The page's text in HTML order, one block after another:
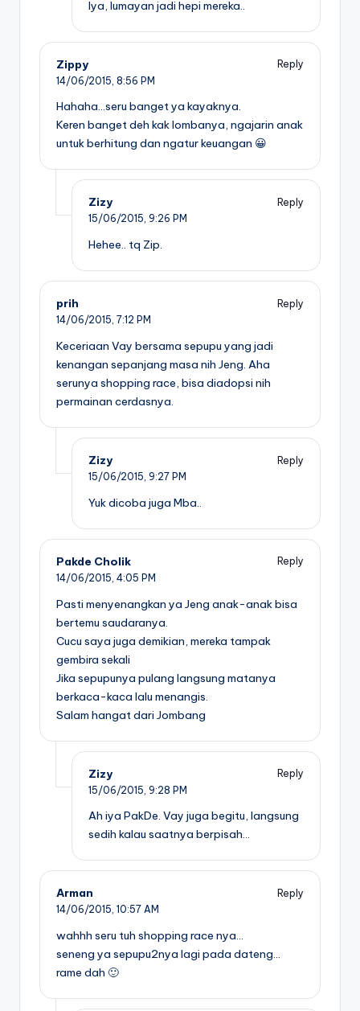
Iya, lumayan jadi hepi mereka..
Zippy
Reply
14/06/2015, 8:56 PM
Hahaha…seru banget ya kayaknya.
Keren banget deh kak lombanya, ngajarin anak
untuk berhitung dan ngatur keuangan 😀
Zizy
Reply
15/06/2015, 9:26 PM
Hehee.. tq Zip.
prih
Reply
14/06/2015, 7:12 PM
Keceriaan Vay bersama sepupu yang jadi
kenangan sepanjang masa nih Jeng. Aha
serunya shopping race, bisa diadopsi nih
permainan cerdasnya.
Zizy
Reply
15/06/2015, 9:27 PM
Yuk dicoba juga Mba..
Pakde Cholik
Reply
14/06/2015, 4:05 PM
Pasti menyenangkan ya Jeng anak-anak bisa
bertemu saudaranya.
Cucu saya juga demikian, mereka tampak
gembira sekali
Jika sepupunya pulang langsung matanya
berkaca-kaca lalu menangis.
Salam hangat dari Jombang
Zizy
Reply
15/06/2015, 9:28 PM
Ah iya PakDe. Vay juga begitu, langsung
sedih kalau saatnya berpisah…
Arman
Reply
14/06/2015, 10:57 AM
wahhh seru tuh shopping race nya…
seneng ya sepupu2nya lagi pada dateng…
rame dah 🙂